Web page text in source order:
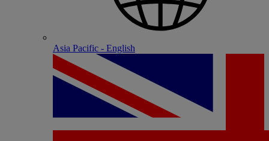
Asia Pacific - English